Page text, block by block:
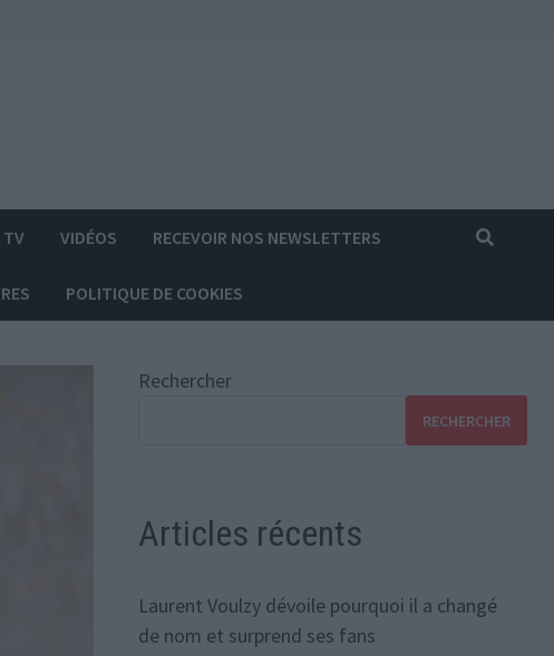
TV VIDÉOS RECEVOIR NOS NEWSLETTERS
POLITIQUE DE COOKIES
Rechercher
RECHERCHER
Articles récents
Laurent Voulzy dévoile pourquoi il a changé
de nom et surprend ses fans